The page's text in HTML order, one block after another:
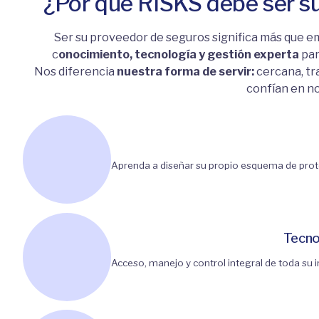
Ser su proveedor de seguros significa más que
conocimiento, tecnología y gestión experta
Nos diferencia nuestra forma de servir:cercana,
confían en
Aprenda a diseñar su propio esquema de
Acceso, manejo y control integral de toda